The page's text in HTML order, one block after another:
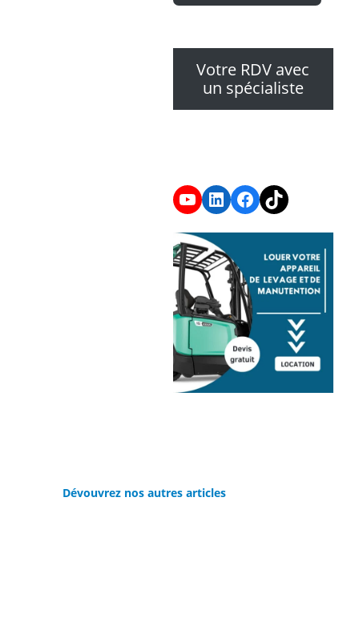
Votre RDV avec
un spécialiste
YouTube
LinkedIn
Facebook
TikTok
Dévouvrez nos autres articles